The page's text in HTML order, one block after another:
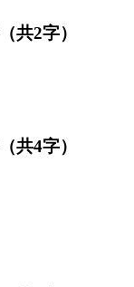
（共2字）
（共4字）